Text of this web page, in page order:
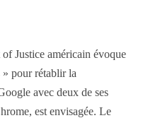
Justice américain évoque
» pour rétablir la
avec deux de ses
est envisagée. Le